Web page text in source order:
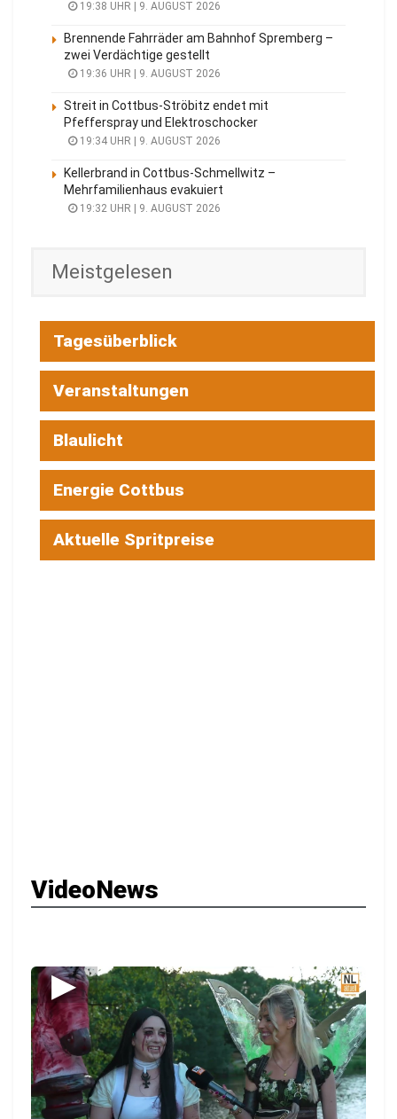
19:38 UHR | 9. AUGUST 2026
Brennende Fahrräder am Bahnhof Spremberg –
zwei Verdächtige gestellt
19:36 UHR | 9. AUGUST 2026
Streit in Cottbus-Ströbitz endet mit
Pfefferspray und Elektroschocker
19:34 UHR | 9. AUGUST 2026
Kellerbrand in Cottbus-Schmellwitz –
Mehrfamilienhaus evakuiert
19:32 UHR | 9. AUGUST 2026
Meistgelesen
Tagesüberblick
Veranstaltungen
Blaulicht
Energie Cottbus
Aktuelle Spritpreise
VideoNews
▶